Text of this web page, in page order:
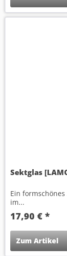
Sektglas
Ein
im...
17,90 € *
Zum Artikel